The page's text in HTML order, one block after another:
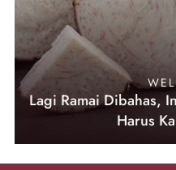
Lagi Ramai Dibahas,
Harus